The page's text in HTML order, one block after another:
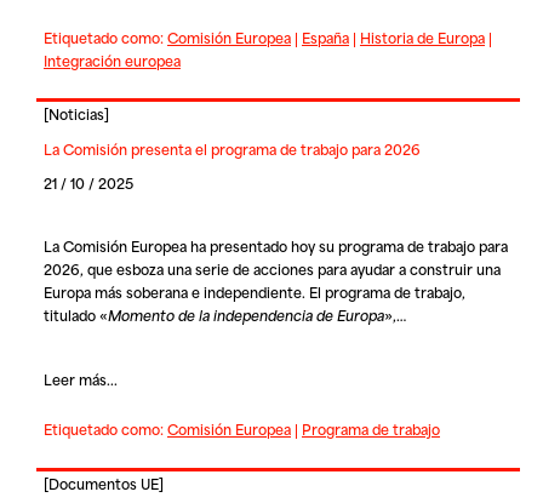
Etiquetado como:Comisión Europea| España| Historia de Europa|
Integración europea
[Noticias]
La Comisión presenta el programa de trabajo para 2026
21 / 10 / 2025
La Comisión Europea ha presentado hoy su programa de trabajo para
2026, que esboza una serie de acciones para ayudar a construir una
Europa más soberana e independiente. El programa de trabajo,
titulado «Momento de la independencia de Europa»,…
Leer más...
Etiquetado como:Comisión Europea| Programa de trabajo
[Documentos UE]